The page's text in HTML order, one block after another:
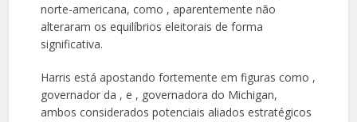
norte-americana, como , aparentemente não
alteraram os equilíbrios eleitorais de forma
significativa.
Harris está apostando fortemente em figuras como ,
governador da , e , governadora do Michigan,
ambos considerados potenciais aliados estratégicos